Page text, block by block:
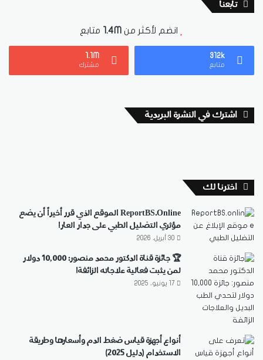
تابعنا
انضم لأكثر من 1.4M متابع
312k
متابع
1.1M
مشترك
اشترك في النشرة البريدية
اخترنا لك
ReportBS.Online الموقع الذي قرر أخيراً أن يضع
مؤثري التضليل الطبي على جدار العار!
30 أبريل، 2026
🏆 جائزة قناة الدكتور محمد منصور: 10,000 دولار
لمن يثبت فعالية علاجاته الزائفة!
17 يونيو، 2025
أنواع أجهزة قياس ضغط الدم وأسعارها وطريقة
الاستخدام (دليل 2025)